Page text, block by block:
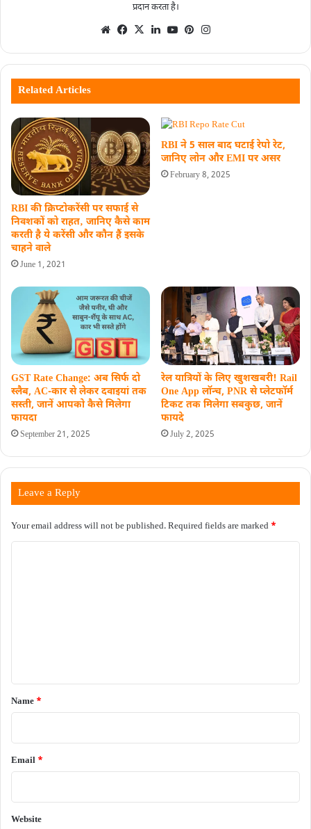
प्रदान करता है।
Related Articles
RBI की क्रिप्टोकरेंसी पर सफाई से
निवशकों को राहत‚ जानिए कैसे काम
करती है ये करेंसी और कौन हैं इसके
चाहने वाले
June 1, 2021
RBI ने 5 साल बाद घटाई रेपो रेट,
जानिए लोन और EMI पर असर
February 8, 2025
GST Rate Change: अब सिर्फ दो
स्लैब, AC-कार से लेकर दवाइयां तक
सस्ती, जानें आपको कैसे मिलेगा
फायदा
September 21, 2025
रेल यात्रियों के लिए खुशखबरी! Rail
One App लॉन्च, PNR से प्लेटफॉर्म
टिकट तक मिलेगा सबकुछ, जानें
फायदे
July 2, 2025
Leave a Reply
Your email address will not be published.Required fields are marked *
*
Name *
Email *
Website